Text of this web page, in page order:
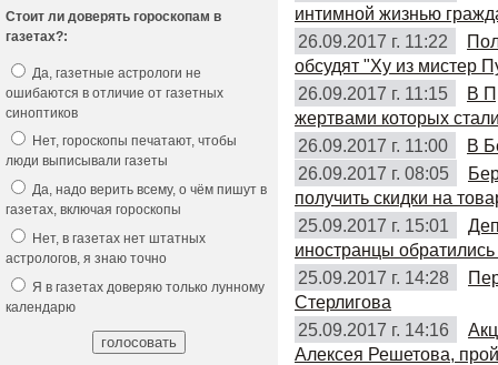
интимной жизнью
26.09.2017 г. 11:22
обсудят "Ху из мистер
26.09.2017 г. 11:15
В
жертвами которых
26.09.2017 г. 11:00
В
26.09.2017 г. 08:05
получить скидки на
25.09.2017 г. 15:01
иностранцы обратились
25.09.2017 г. 14:28
Стерлигова
25.09.2017 г. 14:16
Алексея Решетова,
Стоит ли доверять гороскопам в
газетах?:
Да, газетные астрологи не
ошибаются в отличие от газетных
синоптиков
Нет, гороскопы печатают, чтобы
люди выписывали газеты
Да, надо верить всему, о чём пишут в
газетах, включая гороскопы
Нет, в газетах нет штатных
астрологов, я знаю точно
Я в газетах доверяю только лунному
календарю